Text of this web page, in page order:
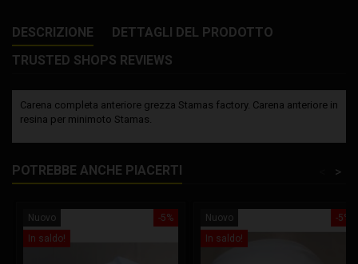
DESCRIZIONE
DETTAGLI DEL PRODOTTO
TRUSTED SHOPS REVIEWS
Carena completa anteriore grezza Stamas factory. Carena anteriore in
resina per minimoto Stamas.
POTREBBE ANCHE PIACERTI >
-5%
Nuovo
In saldo!
-5%
Nuovo
In saldo!